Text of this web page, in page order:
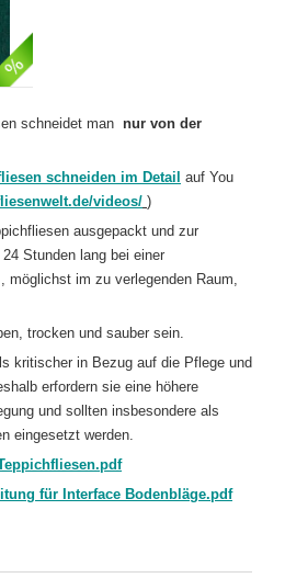
schneidet man nur von der
schneiden im Detail auf You
videos/ )
ausgepackt und zur
Stunden lang bei einer
möglichst im zu verlegenden Raum,
trocken und sauber sein.
kritischer in Bezug auf die Pflege und
erfordern sie eine höhere
und sollten insbesondere als
eingesetzt werden.
für Interface Bodenbläge.pdf